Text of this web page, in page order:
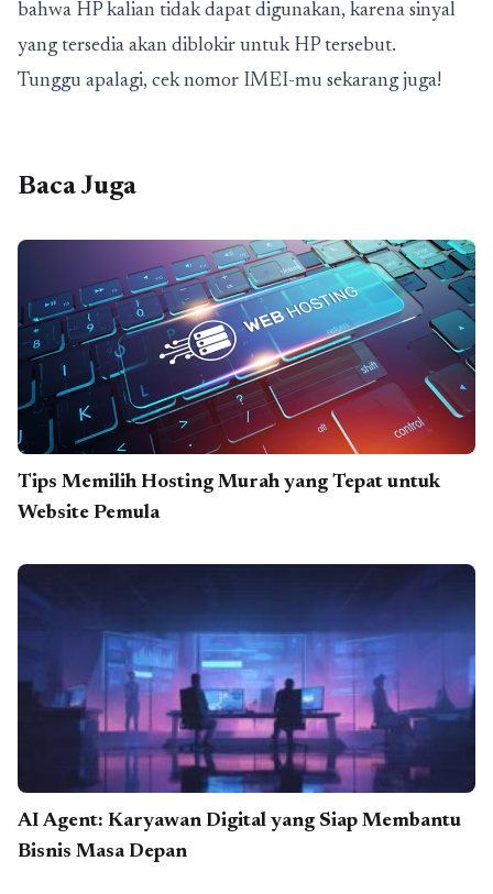
bahwa HP kalian tidak dapat digunakan, karena sinyal
yang tersedia akan diblokir untuk HP tersebut.
Tunggu apalagi, cek nomor IMEI-mu sekarang juga!
Baca Juga
Tips Memilih Hosting Murah yang Tepat untuk
Website Pemula
AI Agent: Karyawan Digital yang Siap Membantu
Bisnis Masa Depan